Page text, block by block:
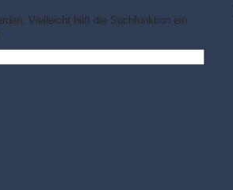
Vielleicht hilft die Suchfunktion ein